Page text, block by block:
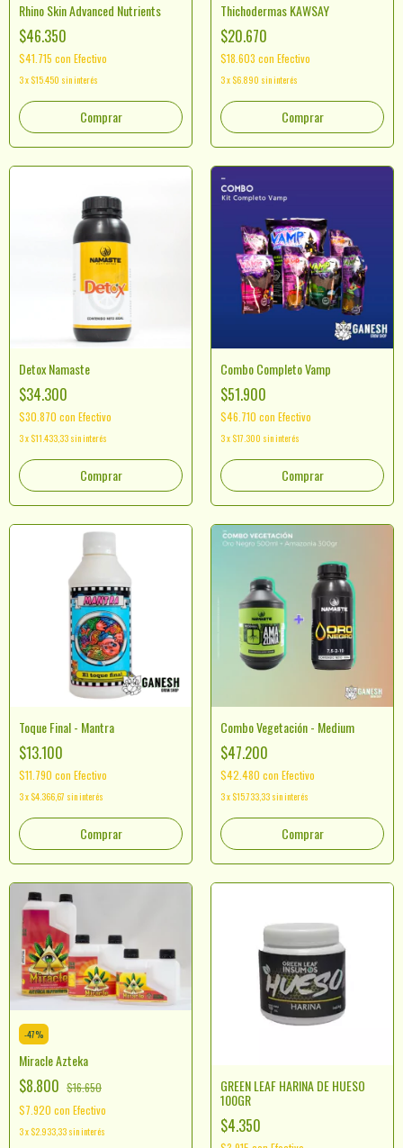
Rhino Skin Advanced Nutrients
$46.350
$41.715 con Efectivo
3x $15.450 sin interés
Comprar
Thichodermas KAWSAY
$20.670
$18.603 con Efectivo
3x $6.890 sin interés
Comprar
Detox Namaste
$34.300
$30.870 con Efectivo
3x $11.433,33 sin interés
Comprar
Combo Completo Vamp
$51.900
$46.710 con Efectivo
3x $17.300 sin interés
Toque Final - Mantra
$13.100
$11.790 con Efectivo
3x $4.366,67 sin interés
Combo Vegetación - Medium
$47.200
$42.480 con Efectivo
3x $15.733,33 sin interés
-47%
Miracle Azteka
$8.800 $16.650
$7.920 con Efectivo
3x $2.933,33 sin interés
GREEN LEAF HARINA DE HUESO
100GR
$4.350